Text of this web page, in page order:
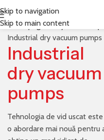
Skip to navigation
Skip to main content
Prima pagină Leybold
Industrial dry vacuum pumps
Industrial
dry vacuum
pumps
Tehnologia de vid uscat este
o abordare mai nouă pentru